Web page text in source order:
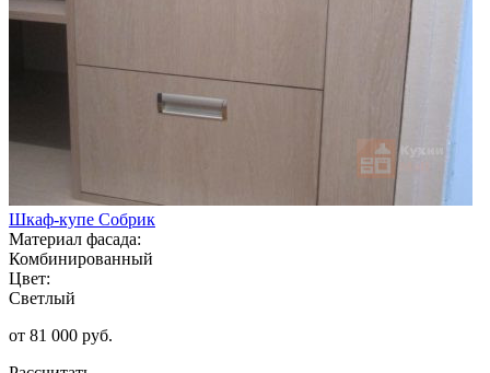
Шкаф-купе Собрик
Материал фасада:
Комбинированный
Цвет:
Светлый
от 81 000 руб.